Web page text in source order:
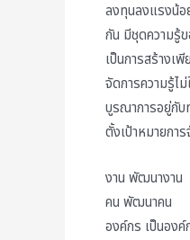
ลงทุนลงแรงน้อ
กัน มีชุดความรู้ข
เป็นการสร้างเ
จัดการความรู้ไ
บูรณาการอยู่กับ
ตั้งเป้าหมายกา
งาน พัฒนางาน
คน พัฒนาคน
องค์กร เป็นองค์